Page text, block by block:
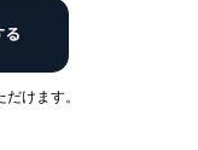
けます。